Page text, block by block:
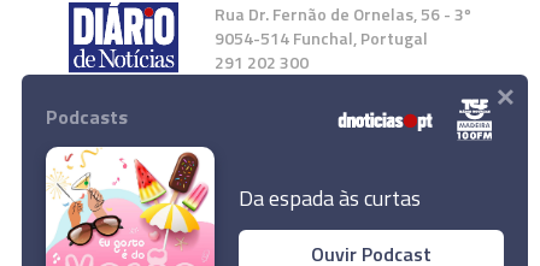
Rua Dr. Fernão de Ornelas, 56 - 3º
9054-514 Funchal, Portugal
291 202 300
Instale a nossa App
Podcasts
Da espada às curtas
Ouvir Podcast
×